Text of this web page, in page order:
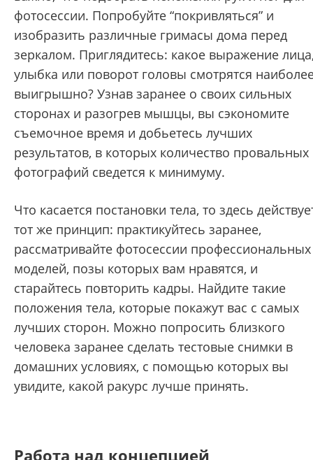
фотосессии. Попробуйте “покривляться” и
изобразить различные гримасы дома перед
зеркалом. Приглядитесь: какое выражение
улыбка или поворот головы смотрятся
выигрышно? Узнав заранее о своих сильных
сторонах и разогрев мышцы, вы сэкономите
съемочное время и добьетесь лучших
результатов, в которых количество провальных
фотографий сведется к минимуму.
Что касается постановки тела, то здесь
тот же принцип: практикуйтесь заранее,
рассматривайте фотосессии профессиональных
моделей, позы которых вам нравятся, и
старайтесь повторить кадры. Найдите такие
положения тела, которые покажут вас с самых
лучших сторон. Можно попросить близкого
человека заранее сделать тестовые снимки в
домашних условиях, с помощью которых вы
увидите, какой ракурс лучше принять.
Работа над концепцией